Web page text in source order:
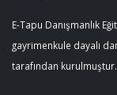
E-Tapu Danışmanlık
gayrimenkule dayalı
tarafından kurulmuştur.